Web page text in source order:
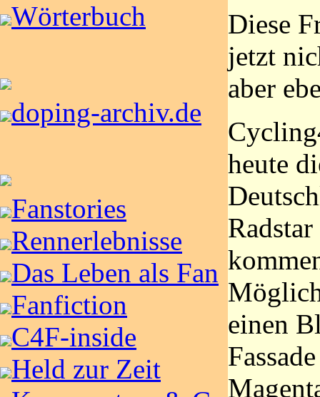
Wörterbuch
doping-archiv.de
Fanstories
Rennerlebnisse
Das Leben als Fan
Fanfiction
C4F-inside
Held zur Zeit
Diese
jetzt
aber
heute
einen